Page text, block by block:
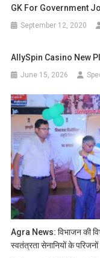
GK For Government
September 12, 2020
AllySpin Casino New
June 15, 2026
Agra News: विभाजन की
स्वतंत्रता सेनानियों के परिजनों